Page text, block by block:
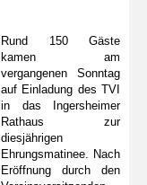
Rund 150 Gäste
kamen am
vergangenen Sonntag
auf Einladung des TVI
in das Ingersheimer
Rathaus zur
diesjährigen
Ehrungsmatinee. Nach
Eröffnung durch den